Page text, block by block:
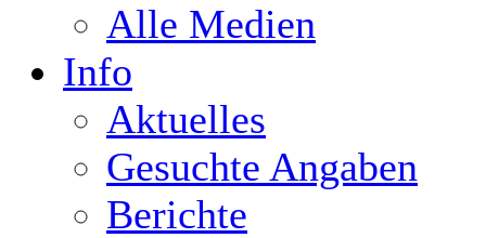
Alle Medien
Info
Aktuelles
Gesuchte Angaben
Berichte